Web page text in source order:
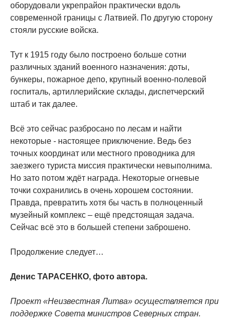
оборудовали укрепрайон практически вдоль
современной границы с Латвией. По другую сторону
стояли русские войска.
Тут к 1915 году было построено больше сотни
различных зданий военного назначения: доты,
бункеры, пожарное депо, крупный военно-полевой
госпиталь, артиллерийские склады, диспетчерский
штаб и так далее.
Всё это сейчас разбросано по лесам и найти
некоторые - настоящее приключение. Ведь без
точных координат или местного проводника для
заезжего туриста миссия практически невыполнима.
Но зато потом ждёт награда. Некоторые огневые
точки сохранились в очень хорошем состоянии.
Правда, превратить хотя бы часть в полноценный
музейный комплекс – ещё предстоящая задача.
Сейчас всё это в большей степени заброшено.
Продолжение следует…
Денис ТАРАСЕНКО, фото автора.
Проект «Неизвестная Литва» осуществляется при
поддержке Совета министров Северных стран.